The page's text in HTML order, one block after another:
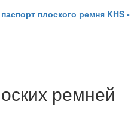
плоского ремня KHS -
ремней